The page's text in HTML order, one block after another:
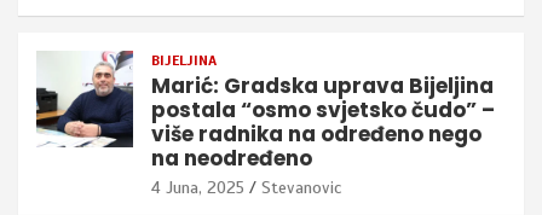
BIJELJINA
Marić: Gradska uprava Bijeljina
postala “osmo svjetsko čudo” –
više radnika na određeno nego
na neodređeno
4 Juna, 2025 Stevanovic